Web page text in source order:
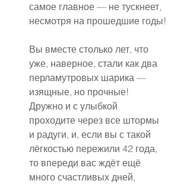
самое главное — не тускнеет,
несмотря на прошедшие годы!
Вы вместе столько лет, что
уже, наверное, стали как два
перламутровых шарика —
изящные, но прочные!
Дружно и с улыбкой
проходите через все штормы
и радуги, и, если вы с такой
лёгкостью пережили 42 года,
то впереди вас ждёт ещё
много счастливых дней,